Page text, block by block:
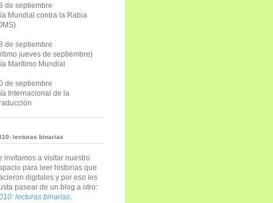
de septiembre
Mundial contra la Rabia
de septiembre
jueves de septiembre)
Marítimo Mundial
de septiembre
Internacional de la
lecturas binarias
invitamos a visitar nuestro
para leer historias que
digitales y por eso les
pasear de un blog a otro:
lecturas binarias